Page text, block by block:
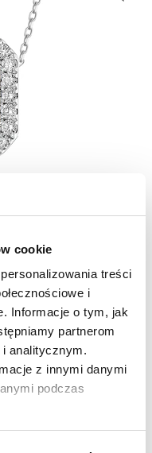
cookie
treści
i
Informacje o tym, jak
partnerom
analitycznym.
z innymi danymi
podczas
- 0,55 ct - próba 585